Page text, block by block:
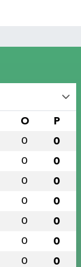
O P
0 0
0 0
0 0
0 0
0 0
0 0
0 0